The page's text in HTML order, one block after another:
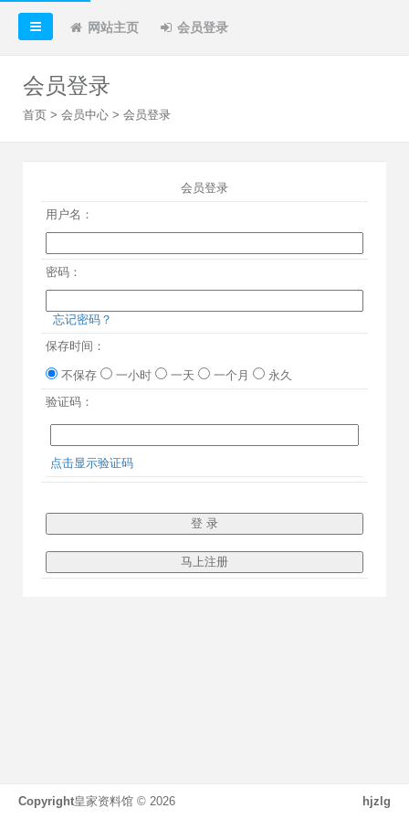
网站主页 会员登录
会员登录
首页 > 会员中心 > 会员登录
会员登录
用户名：
密码：
忘记密码？
保存时间：
不保存 一小时 一天 一个月
永久
验证码：
点击显示验证码
hjzlg
Copyright皇家资料馆 © 2026